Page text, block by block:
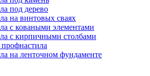
под дерево
на винтовых сваях
с коваными элементами
с кирпичными столбами
на ленточном фундаменте